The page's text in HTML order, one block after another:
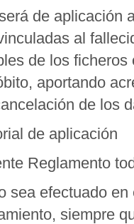
de aplicación
al
de los
aportando
de los
de aplicación
Reglamento
sea efectuado
siempre